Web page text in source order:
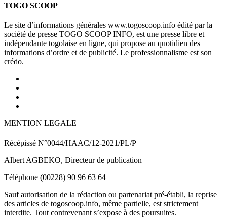
TOGO SCOOP
Le site d’informations générales www.togoscoop.info édité par la
société de presse TOGO SCOOP INFO, est une presse libre et
indépendante togolaise en ligne, qui propose au quotidien des
informations d’ordre et de publicité. Le professionnalisme est son
crédo.
MENTION LEGALE
Récépissé N°0044/HAAC/12-2021/PL/P
Albert AGBEKO, Directeur de publication
Téléphone (00228) 90 96 63 64
Sauf autorisation de la rédaction ou partenariat pré-établi, la reprise
des articles de togoscoop.info, même partielle, est strictement
interdite. Tout contrevenant s’expose à des poursuites.